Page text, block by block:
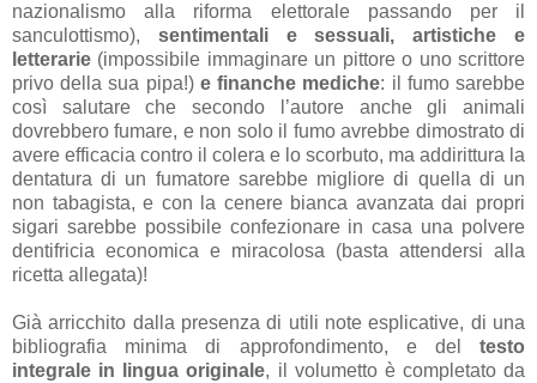
nazionalismo alla riforma elettorale passando per il
sanculottismo), sentimentali e sessuali, artistiche e
letterarie (impossibile immaginare un pittore o uno scrittore
privo della sua pipa!) e finanche mediche: il fumo sarebbe
così salutare che secondo l’autore anche gli animali
dovrebbero fumare, e non solo il fumo avrebbe dimostrato di
avere efficacia contro il colera e lo scorbuto, ma addirittura la
dentatura di un fumatore sarebbe migliore di quella di un
non tabagista, e con la cenere bianca avanzata dai propri
sigari sarebbe possibile confezionare in casa una polvere
dentifricia economica e miracolosa (basta attendersi alla
ricetta allegata)!
Già arricchito dalla presenza di utili note esplicative, di una
bibliografia minima di approfondimento, e del testo
integrale in lingua originale, il volumetto è completato da